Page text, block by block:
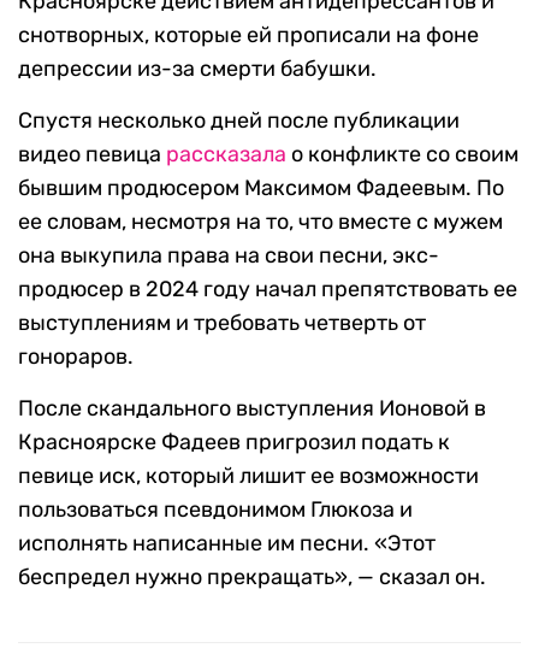
снотворных, которые ей прописали на фоне
депрессии из-за смерти бабушки.
Спустя несколько дней после публикации
видео певица рассказала о конфликте со своим
бывшим продюсером Максимом Фадеевым. По
ее словам, несмотря на то, что вместе с мужем
она выкупила права на свои песни, экс-
продюсер в 2024 году начал препятствовать ее
выступлениям и требовать четверть от
гонораров.
После скандального выступления Ионовой в
Красноярске Фадеев пригрозил подать к
певице иск, который лишит ее возможности
пользоваться псевдонимом Глюкоза и
исполнять написанные им песни. «Этот
беспредел нужно прекращать», — сказал он.